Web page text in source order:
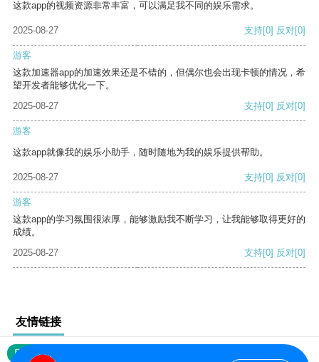
这款app的视频资源非常丰富，可以满足我不同的娱乐需求。
2025-08-27 支持[0] 反对[0]
游客
这款加速器app的加速效果还是不错的，但偶尔也会出现卡顿的情况，希
望开发者能够优化一下。
2025-08-27
支持[0] 反对[0]
游客
这款app就像我的娱乐小助手，随时随地为我的娱乐提供帮助。
2025-08-27 支持[0] 反对[0]
游客
这款app的学习氛围很浓厚，能够激励我不断学习，让我能够取得更好的
成绩。
2025-08-27
支持[0] 反对[0]
友情链接
网站地图